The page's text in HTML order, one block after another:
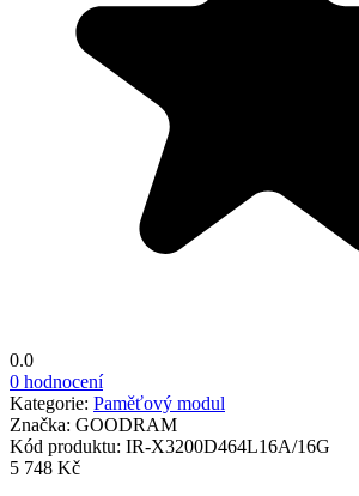
0.0
0 hodnocení
Kategorie: Paměťový modul
Značka: GOODRAM
Kód produktu: IR-X3200D464L16A/16G
5 748 Kč